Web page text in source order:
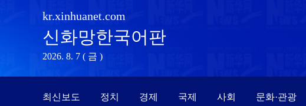
kr.xinhuanet.com
신화망한국어판
2026. 8. 7 ( 금 )
최신보도 정치 경제 국제 사회 문화·관광